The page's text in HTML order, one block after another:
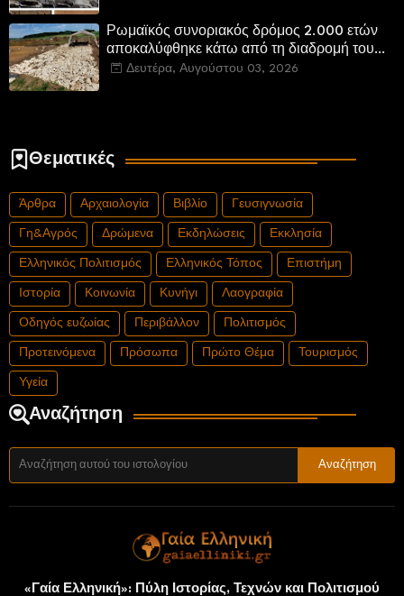
Ρωμαϊκός συνοριακός δρόμος 2.000 ετών
αποκαλύφθηκε κάτω από τη διαδρομή του
νέου αυτοκινητόδρομου Α8 της Γερμανίας
Δευτέρα, Αυγούστου 03, 2026
Θεματικές
Άρθρα Αρχαιολογία Βιβλίο Γευσιγνωσία
Γη&Αγρός Δρώμενα Εκδηλώσεις Εκκλησία
Ελληνικός Πολιτισμός Ελληνικός Τόπος Επιστήμη
Ιστορία Κοινωνία Κυνήγι Λαογραφία
Οδηγός ευζωίας Περιβάλλον Πολιτισμός
Προτεινόμενα Πρόσωπα Πρώτο Θέμα Τουρισμός
Υγεία
Αναζήτηση
«Γαία Ελληνική»: Πύλη Ιστορίας, Τεχνών και Πολιτισμού